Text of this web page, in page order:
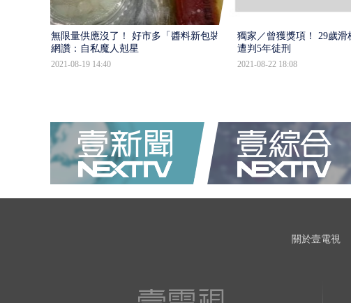
無限量供應沒了！ 好市多「醬料新包裝」
網讚：自私魔人剋星
2021-08-19 14:40
獨家／曾獲獎項！ 29歲滑
遭判5年徒刑
2021-08-22 18:08
關於壹電視